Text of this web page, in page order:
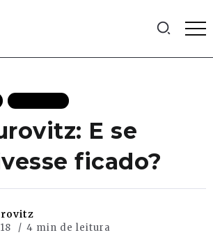
E se
ficado?
4 min de leitura